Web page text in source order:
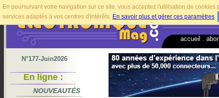
En poursuivant votre navigation sur ce site, vous acceptez l'utilisation de
services adaptés à vos centres d'intérêts. En savoir plus et gérer ces paramètres.
accueil
N°177-Juin2026
En ligne :
NOUVEAUTÉS